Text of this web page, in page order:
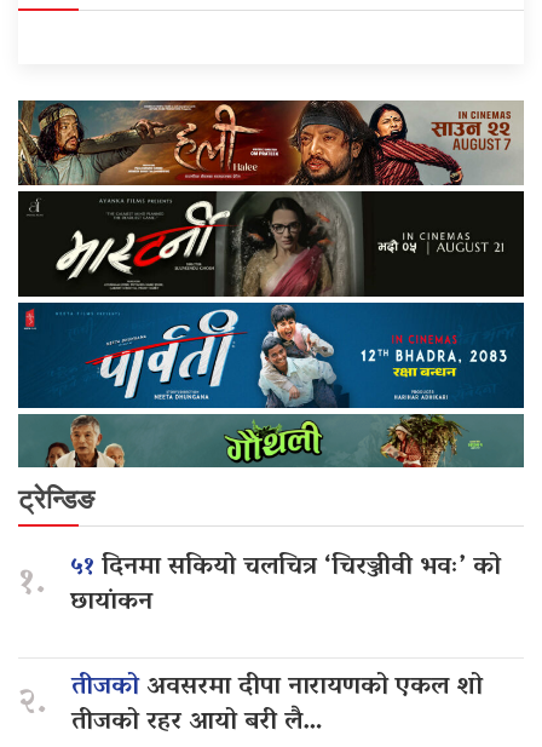
ट्रेन्डिङ
१. ५१दिनमा सकियो चलचित्र ‘चिरञ्जीवी भवः’ को
छायांकन
२. तीजकोअवसरमा दीपा नारायणको एकल शो
तीजको रहर आयो बरी लै…